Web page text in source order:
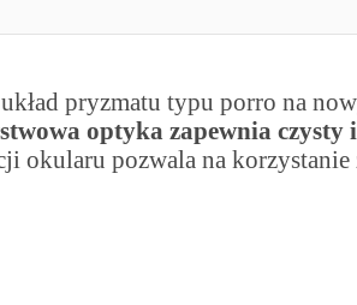
pryzmatu typu porro na
optyka zapewnia czysty
okularu pozwala na